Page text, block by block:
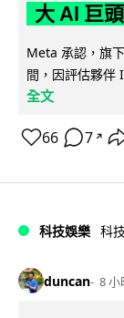
大 AI 巨
Meta 承認，旗
間，因評估夥伴
全文
66 7 ↗
科技娛樂 科
duncan 8 小